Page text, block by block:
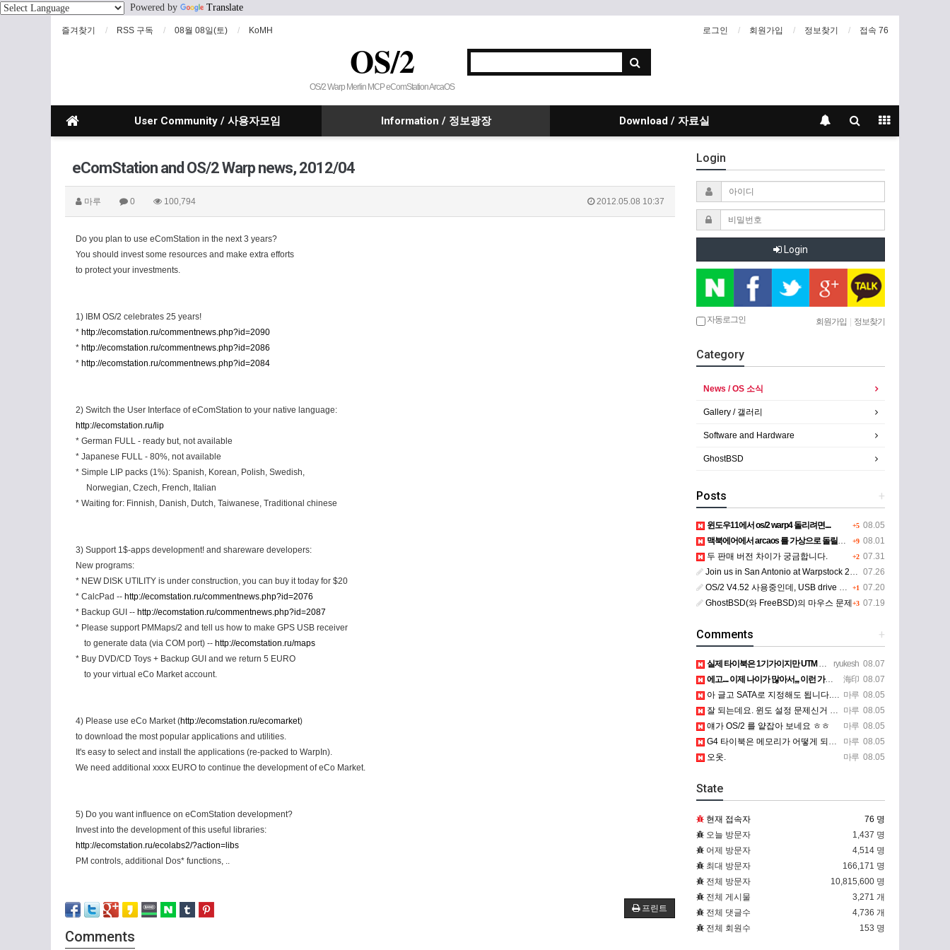
Powered by Translate
즐겨찾기 RSS 구독 08월 08일(토) KoMH 로그인 회원가입 정보찾기 접속 76
OS/2
OS/2 Warp Merlin MCP eComStation ArcaOS
User Community / 사용자모임 Information / 정보광장 Download / 자료실
eComStation and OS/2 Warp news, 2012/04
마루 0 100,794 2012.05.08 10:37
Do you plan to use eComStation in the next 3 years?
You should invest some resources and make extra efforts
to protect your investments.
1) IBM OS/2 celebrates 25 years!
* http://ecomstation.ru/commentnews.php?id=2090
* http://ecomstation.ru/commentnews.php?id=2086
* http://ecomstation.ru/commentnews.php?id=2084
2) Switch the User Interface of eComStation to your native language:
http://ecomstation.ru/lip
* German FULL - ready but, not available
* Japanese FULL - 80%, not available
* Simple LIP packs (1%): Spanish, Korean, Polish, Swedish,
Norwegian, Czech, French, Italian
* Waiting for: Finnish, Danish, Dutch, Taiwanese, Traditional chinese
3) Support 1$-apps development! and shareware developers:
New programs:
* NEW DISK UTILITY is under construction, you can buy it today for $20
* CalcPad -- http://ecomstation.ru/commentnews.php?id=2076
* Backup GUI -- http://ecomstation.ru/commentnews.php?id=2087
* Please support PMMaps/2 and tell us how to make GPS USB receiver
to generate data (via COM port) -- http://ecomstation.ru/maps
* Buy DVD/CD Toys + Backup GUI and we return 5 EURO
to your virtual eCo Market account.
4) Please use eCo Market (http://ecomstation.ru/ecomarket)
to download the most popular applications and utilities.
It's easy to select and install the applications (re-packed to WarpIn).
We need additional xxxx EURO to continue the development of eCo Market.
5) Do you want influence on eComStation development?
Invest into the development of this useful libraries:
http://ecomstation.ru/ecolabs2/?action=libs
PM controls, additional Dos* functions, ..
프린트
Comments
Login
Login
자동로그인 회원가입 | 정보찾기
Category
News / OS 소식
Gallery / 갤러리
Software and Hardware
GhostBSD
+
Posts
+5 08.05
윈도우11에서 os/2 warp4 돌리려면....
+9 08.01
맥북에어에서 arcaos 를 가상으로 돌릴려면 어떻게 해야 하는 지요?
+2 07.31
두 판매 버전 차이가 궁금합니다.
07.26
Join us in San Antonio at Warpstock 2026
+1 07.20
OS/2 V4.52 사용중인데, USB drive 사용 가능한지요?
+3 07.19
GhostBSD(와 FreeBSD)의 마우스 문제
+
Comments
ryukesh 08.07
실제 타이북은 1기가이지만 UTM 설정에선 768mb 입니다. 1기가나 그 보다 넘게 설정하면 UTM 에뮬레…
海印 08.07
에고.... 이제 나이가 많아서,,, 이런 가상pc에 설치해보는 것도 귀찮군요.. ㅎㅎ 날씨도 덥고.....…
마루 08.05
아 글고 SATA로 지정해도 됩니다. 저 글 진짜 이상하네요. 옛날꺼 퍼와서 그런거 같은데요.
마루 08.05
잘 되는데요. 윈도 설정 문제신거 같은데. 크롬 브라우저나 파폭으로 해 보세요
마루 08.05
얘가 OS/2 를 얕잡아 보네요 ㅎㅎ
마루 08.05
G4 타이북은 메모리가 어떻게 되나요?
마루 08.05
오옷.
State
현재 접속자
76 명
오늘 방문자
1,437 명
어제 방문자
4,514 명
최대 방문자
166,171 명
전체 방문자
10,815,600 명
전체 게시물
3,271 개
전체 댓글수
4,736 개
전체 회원수
153 명